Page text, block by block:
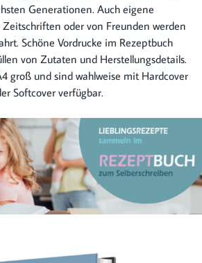
Generationen. Auch eigene
Zeitschriften oder von Freunden werden
Schöne Vordrucke im Rezeptbuch
von Zutaten und Herstellungsdetails.
groß und sind wahlweise mit Hardcover
Softcover verfügbar.